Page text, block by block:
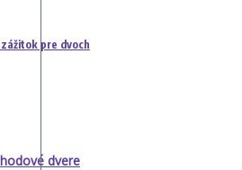
pre dvoch
dvere